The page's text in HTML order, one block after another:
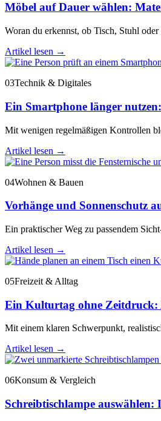
Möbel auf Dauer wählen:
Woran du erkennst, ob Tisch, Stuhl
Artikel lesen →
03Technik & Digitales
Ein Smartphone länger
Mit wenigen regelmäßigen Kontrollen
Artikel lesen →
04Wohnen & Bauen
Vorhänge und Sonnenschutz
Ein praktischer Weg zu passendem
Artikel lesen →
05Freizeit & Alltag
Ein Kulturtag ohne Zeitdruck:
Mit einem klaren Schwerpunkt,
Artikel lesen →
06Konsum & Vergleich
Schreibtischlampe